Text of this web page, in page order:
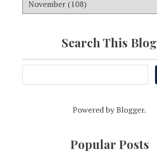
Search This Blog
Powered byBlogger.
Popular Posts